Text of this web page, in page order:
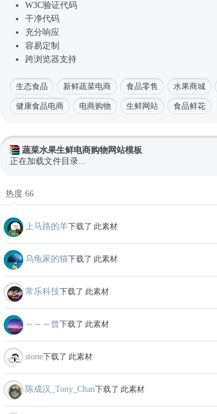
W3C验证代码
干净代码
充分响应
容易定制
跨浏览器支持
生态食品 新鲜蔬菜电商 食品零售 水果商城
健康食品电商 电商购物 生鲜网站 食品鲜花
蔬菜水果生鲜电商购物网站模板
正在加载文件目录...
热度 66
上马路的羊下载了 此素材
乌龟家的猫下载了 此素材
常乐科技下载了 此素材
～～～曾下载了 此素材
stone下载了 此素材
陈成汉_Tony_Chan下载了 此素材